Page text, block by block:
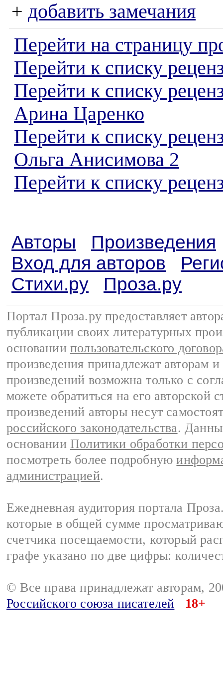
+ добавить замечания
Перейти на страницу
Перейти к списку
Перейти к списку
Арина Царенко
Перейти к списку
Ольга Анисимова 2
Перейти к списку
Авторы
Произведения
Вход для авторов
Стихи.ру
Проза.ру
Портал Проза.ру предоставляет
публикации своих литературных
основании пользовательского
произведения принадлежат авторам
произведений возможна только с
можете обратиться на его авторской
произведений авторы несут
российского законодательства.
основании Политики обработки
посмотреть более подробную
администрацией.
Ежедневная аудитория портала
которые в общей сумме
счетчика посещаемости, который
графе указано по две цифры:
© Все права принадлежат авторам,
Российского союза писателей
18+